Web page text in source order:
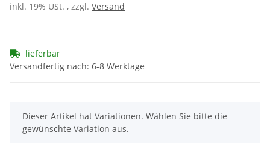
inkl. 19% USt. , zzgl. Versand
lieferbar
Versandfertig nach: 6-8 Werktage
x
Dieser Artikel hat Variationen. Wählen Sie bitte die
gewünschte Variation aus.